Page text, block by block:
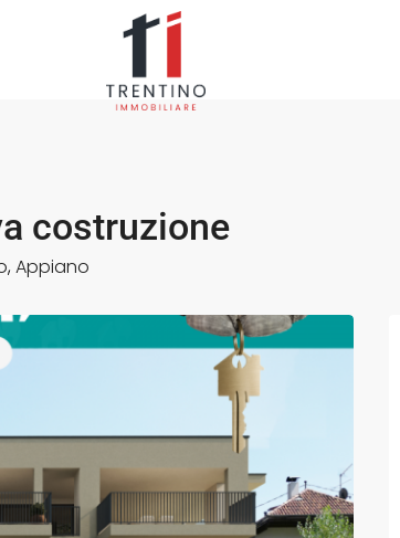
costruzione
,Appiano